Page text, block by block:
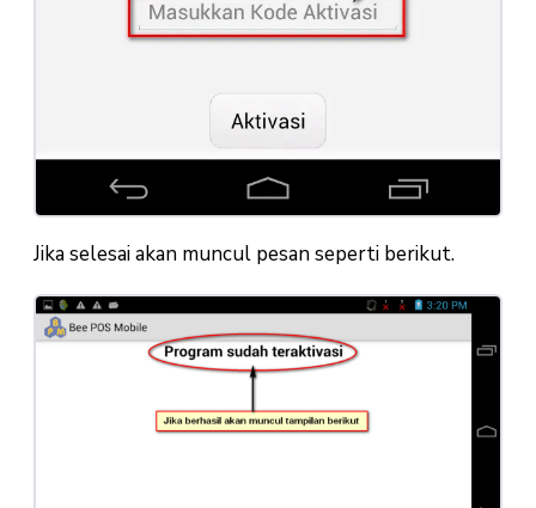
Jika selesai akan muncul pesan seperti berikut.